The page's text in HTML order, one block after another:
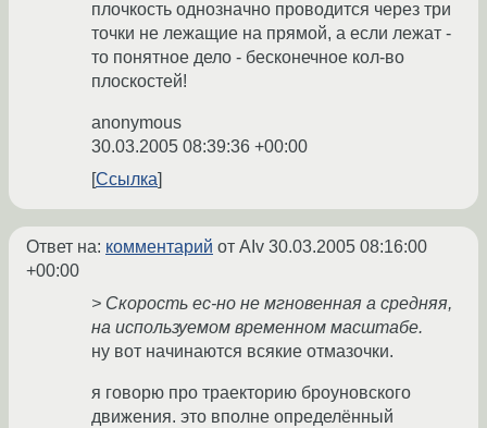
плочкость однозначно проводится через три
точки не лежащие на прямой, а если лежат -
то понятное дело - бесконечное кол-во
плоскостей!
anonymous
30.03.2005 08:39:36 +00:00
Ссылка
Ответ на: комментарий от AIv 30.03.2005 08:16:00
+00:00
> Скорость ес-но не мгновенная а средняя,
на используемом временном масштабе.
ну вот начинаются всякие отмазочки.
я говорю про траекторию броуновского
движения. это вполне определённый